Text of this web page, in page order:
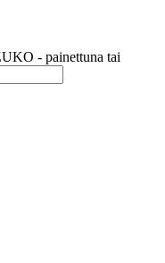
- painettuna tai